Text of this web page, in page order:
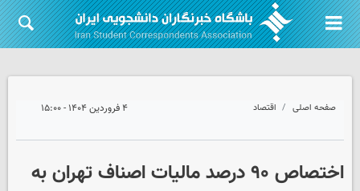
صفحه اصلی اقتصاد ۴ فروردین ۱۴۰۴ - ۱۵:۰۰
اختصاص ۹۰ درصد مالیات اصناف تهران به